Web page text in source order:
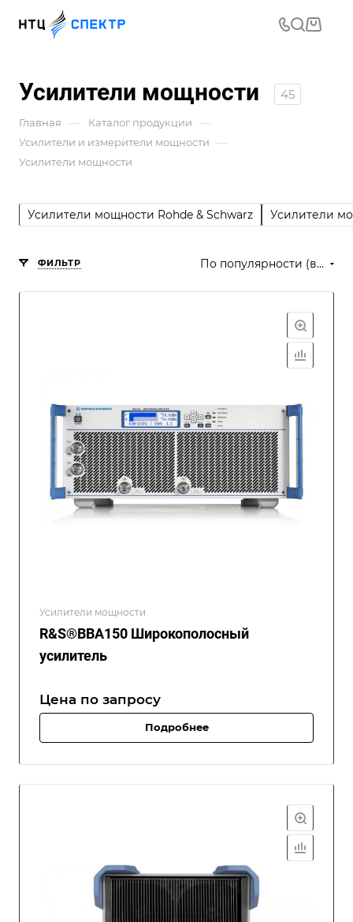
Усилители мощности 45
Главная — Каталог продукции —
Усилители и измерители мощности —
Усилители мощности
Усилители мощности Rohde & Schwarz Усилители
ФИЛЬТР По популярности (возрастание)
Усилители мощности
R&S®BBA150 Широкополосный
усилитель
Цена по запросу
Подробнее